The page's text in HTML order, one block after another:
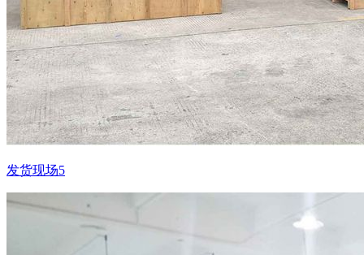
发货现场5